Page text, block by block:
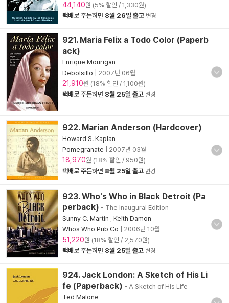
44,140원 (5% 할인 / 1,330원)
택배로 주문하면 8월 26일 출고 변경
921. Maria Felix a Todo Color (Paperb
ack)
Enrique Mourigan
Debolsillo
2007년 06월
21,910원 (18% 할인 / 1,100원)
택배로 주문하면 8월 25일 출고 변경
922. Marian Anderson (Hardcover)
Howard S. Kaplan
Pomegranate
2007년 03월
18,970원 (18% 할인 / 950원)
택배로 주문하면 8월 25일 출고 변경
923. Who's Who in Black Detroit (Pa
perback) - The Inaugural Edition
Sunny C. Martin
Keith Damon
Whos Who Pub Co
2006년 10월
51,220원 (18% 할인 / 2,570원)
택배로 주문하면 8월 25일 출고 변경
924. Jack London: A Sketch of His Li
fe (Paperback) - A Sketch of His Life
Ted Malone